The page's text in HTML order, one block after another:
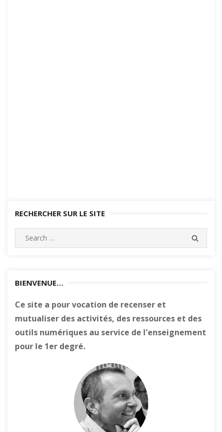
RECHERCHER SUR LE SITE
Search
for:
BIENVENUE…
Ce site a pour vocation de recenser et
mutualiser des activités, des ressources et des
outils numériques au service de l'enseignement
pour le 1er degré.